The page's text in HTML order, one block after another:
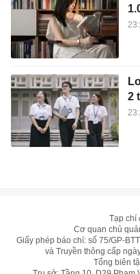
2
Tạp chí
Cơ quan chủ
Giấy phép báo chí: số 75/GP-
và Truyền thông cấp
Tổng biên